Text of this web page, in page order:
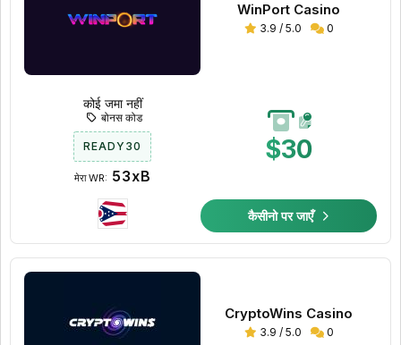
WinPort Casino
3.9 / 5.0 0
$30
कोई जमा नहीं
बोनस कोड
READY30
मेरा WR: 53xB
कैसीनो पर जाएँ
CryptoWins Casino
3.9 / 5.0 0